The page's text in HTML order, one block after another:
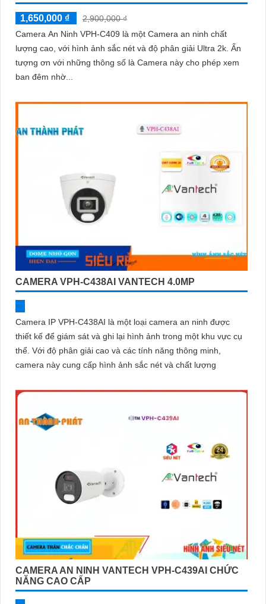
1,650,000 ₫
2,900,000 ₫
Camera An Ninh VPH-C409 là một Camera an ninh chất
lượng cao, với hình ảnh sắc nét và độ phân giải Ultra 2k. Ấn
tượng ơn với những thông số là Camera này cho phép xem
ban đêm nhờ...
CAMERA VPH-C438AI VANTECH 4.0MP
Camera IP VPH-C438AI là một loại camera an ninh được
thiết kế để giám sát và ghi lại hình ảnh trong một khu vực cụ
thể. Với độ phân giải cao và các tính năng thông minh,
camera này cung cấp hình ảnh sắc nét và chất lượng
CAMERA AN NINH VANTECH VPH-C439AI CHỨC
NĂNG CAO CẤP